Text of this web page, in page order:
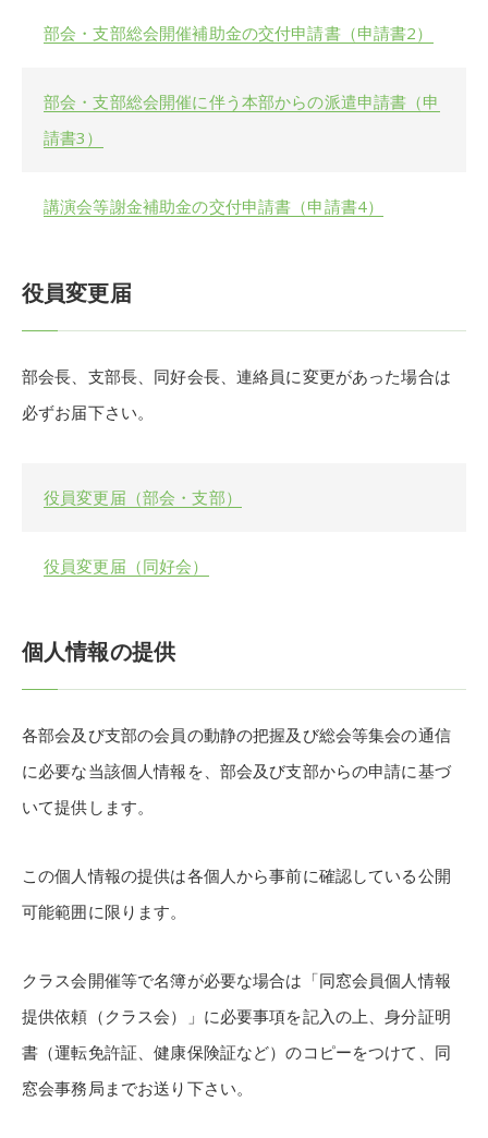
部会・支部総会開催補助金の交付申請書（申請書2）
部会・支部総会開催に伴う本部からの派遣申請書（申
請書3）
講演会等謝金補助金の交付申請書（申請書4）
役員変更届
部会長、支部長、同好会長、連絡員に変更があった場合は
必ずお届下さい。
役員変更届（部会・支部）
役員変更届（同好会）
個人情報の提供
各部会及び支部の会員の動静の把握及び総会等集会の通信
に必要な当該個人情報を、部会及び支部からの申請に基づ
いて提供します。
この個人情報の提供は各個人から事前に確認している公開
可能範囲に限ります。
クラス会開催等で名簿が必要な場合は「同窓会員個人情報
提供依頼（クラス会）」に必要事項を記入の上、身分証明
書（運転免許証、健康保険証など）のコピーをつけて、同
窓会事務局までお送り下さい。